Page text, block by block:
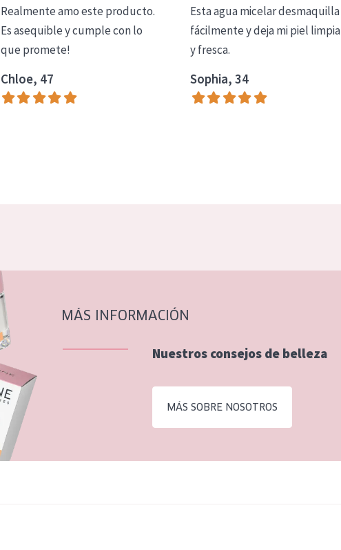
Realmente amo este producto.
Es asequible y cumple con lo
que promete!
Chloe, 47
Esta agua micelar desmaquilla
fácilmente y deja mi piel limpia
y fresca.
Sophia, 34
MÁS INFORMACIÓN
Nuestros consejos de belleza
MÁS SOBRE NOSOTROS